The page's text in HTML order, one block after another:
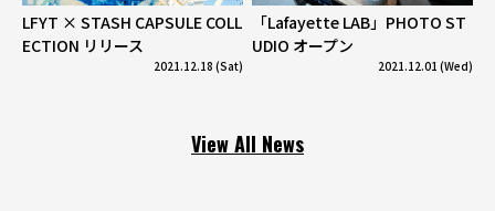
LFYT × STASH CAPSULE COLL
ECTION リリース
2021.12.18 (Sat)
「Lafayette LAB」PHOTO ST
UDIO オープン
2021.12.01 (Wed)
View All News